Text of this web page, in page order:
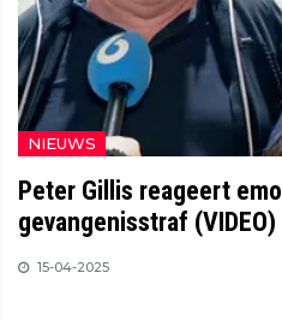
NIEUWS
Peter Gillis reageert
gevangenisstraf (VIDEO)
15-04-2025